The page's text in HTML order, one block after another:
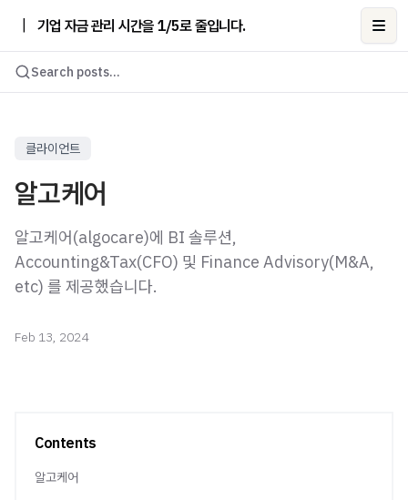
기업 자금 관리 시간을 1/5로 줄입니다.
Search posts...
클라이언트
알고케어
알고케어(algocare)에 BI 솔루션,
Accounting&Tax(CFO) 및 Finance Advisory(M&A,
etc) 를 제공했습니다.
Feb 13, 2024
Contents
알고케어